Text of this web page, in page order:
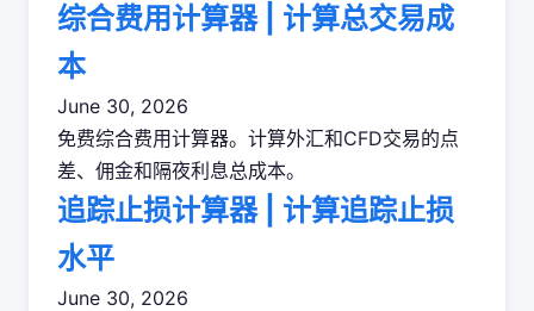
综合费用计算器 | 计算总交易成
本
June 30, 2026
免费综合费用计算器。计算外汇和CFD交易的点
差、佣金和隔夜利息总成本。
追踪止损计算器 | 计算追踪止损
水平
June 30, 2026